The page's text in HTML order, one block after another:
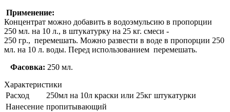
Применение:
Концентрат можно добавить в водоэмульсию в пропорции
250 мл. на 10 л., в штукатурку на 25 кг. смеси -
250 гр., перемешать. Можно развести в воде в пропорции 250
мл. на 10 л. воды. Перед использованием перемешать.
Фасовка: 250 мл.
Характеристики
Расход
250мл на 10л краски или 25кг штукатурки
Нанесение пропитывающий